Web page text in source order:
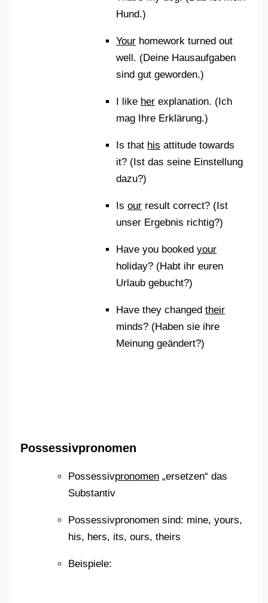
Hund.)
Your homework turned out
well. (Deine Hausaufgaben
sind gut geworden.)
I like her explanation. (Ich
mag Ihre Erklärung.)
Is that his attitude towards
it? (Ist das seine Einstellung
dazu?)
Isour result correct? (Ist
unser Ergebnis richtig?)
Have you bookedyour
holiday? (Habt ihr euren
Urlaub gebucht?)
Have they changedtheir
minds? (Haben sie ihre
Meinung geändert?)
Possessivpronomen
Possessivpronomen „ersetzen“ das
Substantiv
Possessivpronomen sind: mine, yours,
his, hers, its, ours, theirs
Beispiele: